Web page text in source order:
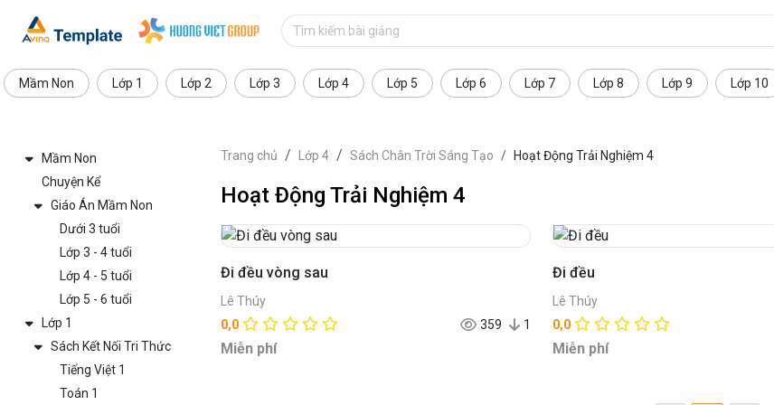
Mầm Non Lớp 1 Lớp 2 Lớp 3 Lớp 4 Lớp 5 Lớp 6 Lớp 7 Lớp 8 Lớp 9 Lớp 10
Mầm Non
Chuyện Kể
Giáo Án Mầm Non
Dưới 3 tuổi
Lớp 3 - 4 tuổi
Lớp 4 - 5 tuổi
Lớp 5 - 6 tuổi
Lớp 1
Sách Kết Nối Tri Thức
Tiếng Việt 1
Toán 1
Trang chủ Lớp 4 Sách Chân Trời Sáng Tạo Hoạt Động Trải Nghiệm 4
Hoạt Động Trải Nghiệm 4
Đi đều vòng sau
Lê Thúy
0,0
359 1
Miễn phí
Đi đều
Lê Thúy
0,0
Miễn phí